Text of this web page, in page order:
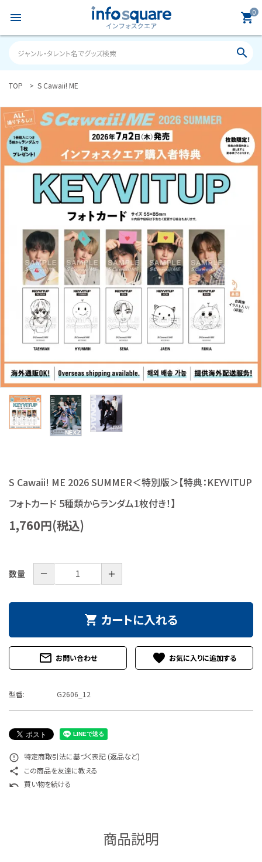
menu 0
shopping_cart
search
ACCOUNT MENU
ようこそ ゲスト 様
ログイン person 新規会員登録
カテゴリーから探す
雑誌
S Cawaii! ME
声優写真集・フォトブック
声優グッズ
アイドル・タレント
ヒーロー文庫
ご利用ガイド
プライバシーポリシー
特定商取引法について
お問い合わせ
TOP S Cawaii! ME
S Cawaii! ME 2026 SUMMER＜特別版＞【特典：KEYVITUP
フォトカード 5種類からランダム1枚付き！】
1,760円(税込)
数量 － ＋
shopping_cart カートに入れる
mail_outline お問い合わせ favorite
型番: G2606_12
error_outline 特定商取引法に基づく表記 (返品など)
share この商品を友達に教える
undo 買い物を続ける
商品説明